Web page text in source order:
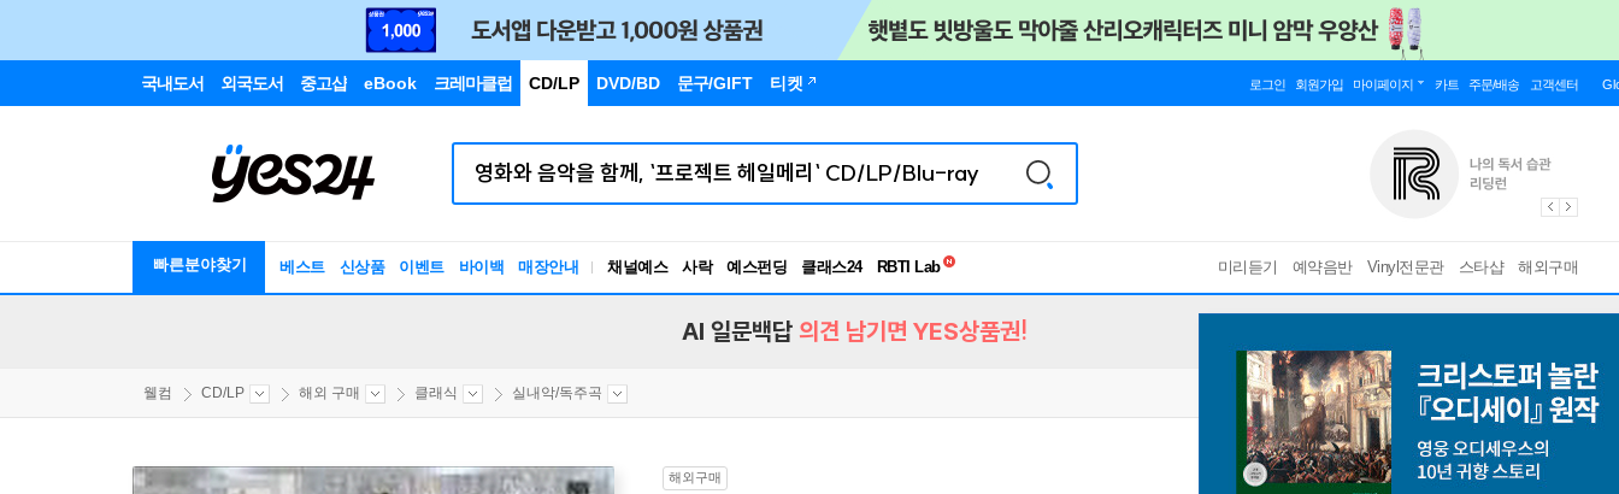
국내도서 외국도서 중고샵 eBook 크레마클럽 CD/LP DVD/BD 문구/GIFT 티켓 로그인 회원가입 마이페이지 카트 주문/배송 고객센터
빠른분야찾기 베스트 신상품 이벤트 바이백 매장안내 채널예스 사락 예스펀딩 클래스24
독서유형검사
미리듣기 예약음반 Vinyl전문관 스타샵 해외구매
AI 일문백답 의견 남기면 YES상품권!
웰컴 CD/LP 해외 구매 클래식 실내악/독주곡
해외구매